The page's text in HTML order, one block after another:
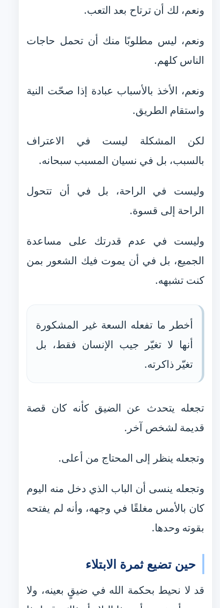
ونعم، لك أن ترتاح بعد التعب.
ونعم، ليس مطلوبًا منك أن تحمل حاجات
الناس كلهم.
ونعم، الأخذ بالأسباب عبادة إذا صحّت النية
واستقام الطريق.
لكن المشكلة ليست في الاعتراف
بالسبب، بل في نسيان المسبب سبحانه.
وليست في الراحة، بل في أن تتحول
الراحة إلى قسوة.
وليست في عدم قدرتك على مساعدة
الجميع، بل في أن يموت فيك الشعور بمن
كنت تشبهه.
أخطر ما تفعله السعة غير المشكورة
أنها لا تغيّر جيب الإنسان فقط، بل
تغيّر ذاكرته.
تجعله يتحدث عن الضيق كأنه كان قصة
قديمة لشخص آخر.
وتجعله ينظر إلى المحتاج من أعلى.
وتجعله ينسى أن الباب الذي دخل منه اليوم
كان بالأمس مغلقًا في وجهه، وأنه لم يفتحه
بقوته وحدها.
حين تضيع ثمرة الابتلاء
قد لا نحيط بحكمة الله في ضيقٍ بعينه، ولا